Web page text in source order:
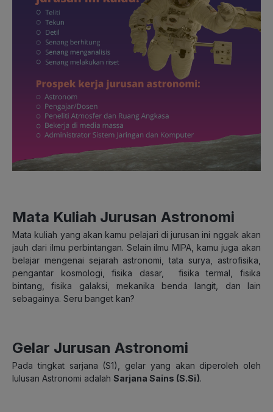
Mata Kuliah Jurusan Astronomi
Mata kuliah yang akan kamu pelajari di jurusan ini nggak akan
jauh dari ilmu perbintangan. Selain ilmu MIPA, kamu juga akan
belajar mengenai sejarah astronomi, tata surya, astrofisika,
pengantar kosmologi, fisika dasar, fisika termal, fisika
bintang, fisika galaksi, mekanika benda langit, dan lain
sebagainya. Seru banget kan?
Gelar Jurusan Astronomi
Pada tingkat sarjana (S1), gelar yang akan diperoleh oleh
lulusan Astronomi adalah Sarjana Sains (S.Si).